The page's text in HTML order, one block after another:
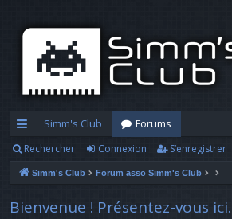
cc
ès
ra
Simm's Club
Forums
Rechercher Connexion S’enregistrer
Simm's Club Forum asso Simm's Club
Bienvenue ! Présentez-vous ici.